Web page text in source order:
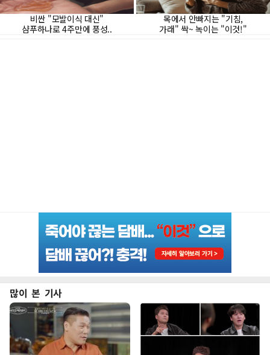
많이 본 기사